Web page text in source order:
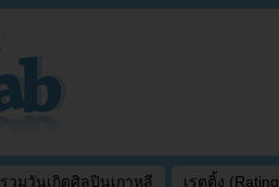
รวมวันเกิดศิลปินเกาหลี เรตติ้ง